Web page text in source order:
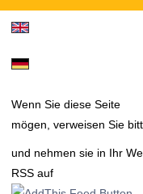
Wenn Sie diese Seite
mögen, verweisen Sie
und nehmen sie in Ihr
RSS auf